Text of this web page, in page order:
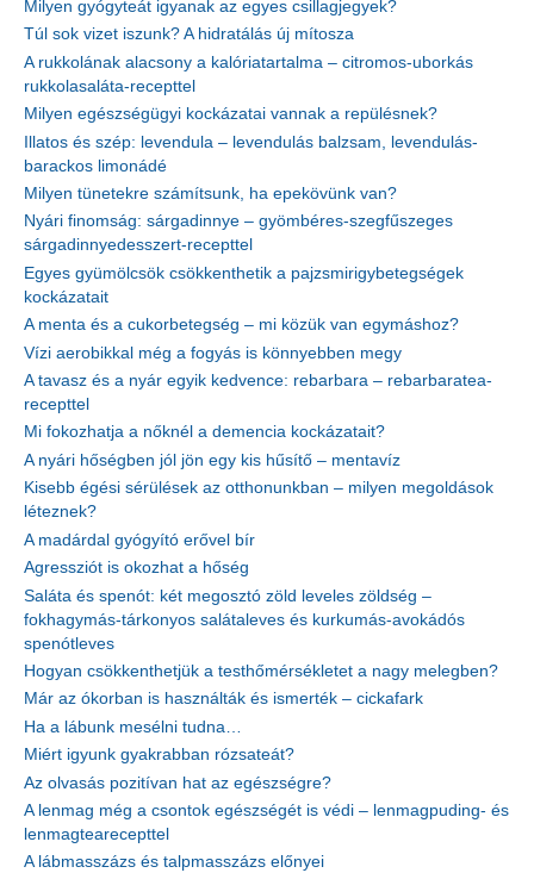
Milyen gyógyteát igyanak az egyes csillagjegyek?
Túl sok vizet iszunk? A hidratálás új mítosza
A rukkolának alacsony a kalóriatartalma – citromos-uborkás
rukkolasaláta-recepttel
Milyen egészségügyi kockázatai vannak a repülésnek?
Illatos és szép: levendula – levendulás balzsam, levendulás-
barackos limonádé
Milyen tünetekre számítsunk, ha epekövünk van?
Nyári finomság: sárgadinnye – gyömbéres-szegfűszeges
sárgadinnyedesszert-recepttel
Egyes gyümölcsök csökkenthetik a pajzsmirigybetegségek
kockázatait
A menta és a cukorbetegség – mi közük van egymáshoz?
Vízi aerobikkal még a fogyás is könnyebben megy
A tavasz és a nyár egyik kedvence: rebarbara – rebarbaratea-
recepttel
Mi fokozhatja a nőknél a demencia kockázatait?
A nyári hőségben jól jön egy kis hűsítő – mentavíz
Kisebb égési sérülések az otthonunkban – milyen megoldások
léteznek?
A madárdal gyógyító erővel bír
Agressziót is okozhat a hőség
Saláta és spenót: két megosztó zöld leveles zöldség –
fokhagymás-tárkonyos salátaleves és kurkumás-avokádós
spenótleves
Hogyan csökkenthetjük a testhőmérsékletet a nagy melegben?
Már az ókorban is használták és ismerték – cickafark
Ha a lábunk mesélni tudna…
Miért igyunk gyakrabban rózsateát?
Az olvasás pozitívan hat az egészségre?
A lenmag még a csontok egészségét is védi – lenmagpuding- és
lenmagtearecepttel
A lábmasszázs és talpmasszázs előnyei